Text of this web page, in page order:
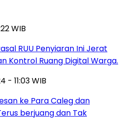
WIB
RUU Penyiaran Ini Jerat
Kontrol Ruang Digital Warga.
- 11:03 WIB
ke Para Caleg dan
berjuang dan Tak